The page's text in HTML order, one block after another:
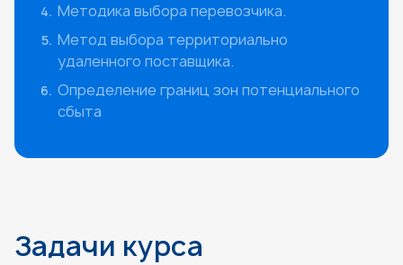
Методика выбора перевозчика.
Метод выбора территориально
удаленного поставщика.
Определение границ зон потенциального
сбыта
Задачи курса